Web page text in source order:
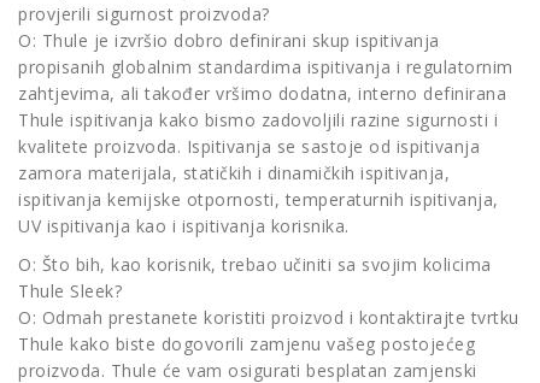
provjerili sigurnost proizvoda?
O: Thule je izvršio dobro definirani skup ispitivanja
propisanih globalnim standardima ispitivanja i regulatornim
zahtjevima, ali također vršimo dodatna, interno definirana
Thule ispitivanja kako bismo zadovoljili razine sigurnosti i
kvalitete proizvoda. Ispitivanja se sastoje od ispitivanja
zamora materijala, statičkih i dinamičkih ispitivanja,
ispitivanja kemijske otpornosti, temperaturnih ispitivanja,
UV ispitivanja kao i ispitivanja korisnika.
O: Što bih, kao korisnik, trebao učiniti sa svojim kolicima
Thule Sleek?
O: Odmah prestanete koristiti proizvod i kontaktirajte tvrtku
Thule kako biste dogovorili zamjenu vašeg postojećeg
proizvoda. Thule će vam osigurati besplatan zamjenski